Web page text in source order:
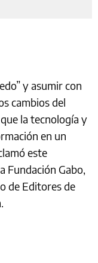
y asumir con
cambios del
la tecnología y
en un
este
Fundación Gabo,
de Editores de